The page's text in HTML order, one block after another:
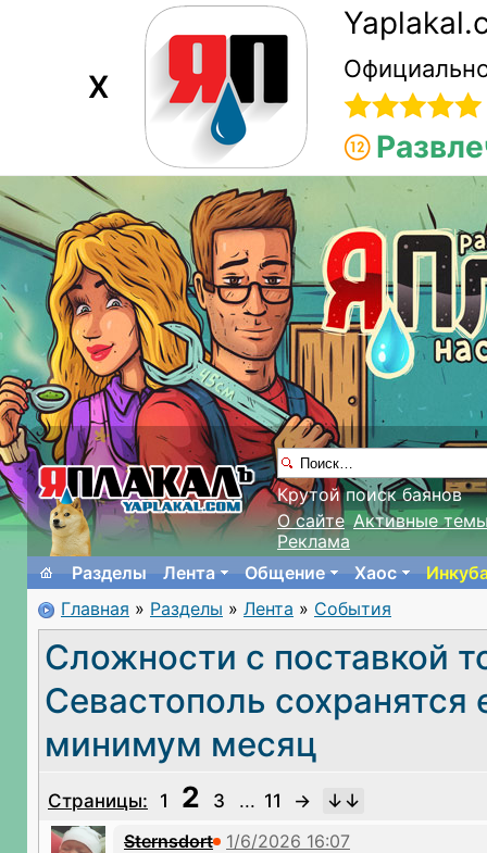
X
Крутой поиск баянов
О сайте Активные
Реклама
Разделы
Лента Общение Хаос
Главная » Разделы » Лента » События
Сложности с поставкой
Севастополь сохранятся
минимум месяц
Страницы: 1 2 3 ... 11
→
Sternsdort